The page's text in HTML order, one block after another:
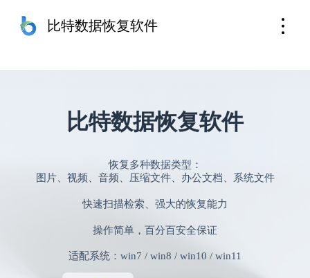
比特数据恢复软件
比特数据恢复软件
恢复多种数据类型：
图片、视频、音频、压缩文件、办公文档、系统文件
快速扫描检索、强大的恢复能力
操作简单，百分百安全保证
适配系统：win7 / win8 / win10 / win11